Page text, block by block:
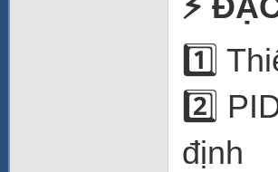
1️⃣
2️⃣
định